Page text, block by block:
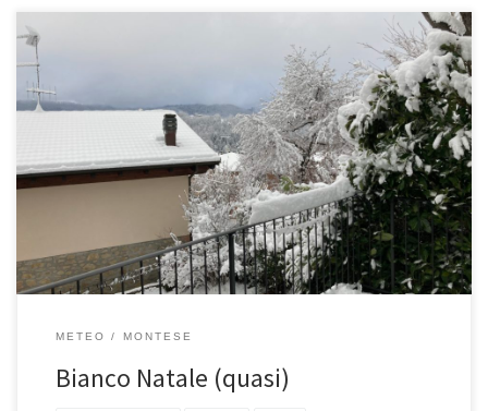
Sì è fatta attendere fino alla notte tra il 25 e il 26, ma alla fine è
arrivata e questa mattina ci siamo risvegliati così! Tecnicamente
quindi è quasi un bianco Natale, ma lasciamo stare queste piccole
imperfezioni che la natura ci regala ancora e che non possiamo
METEO MONTESE
Bianco Natale (quasi)